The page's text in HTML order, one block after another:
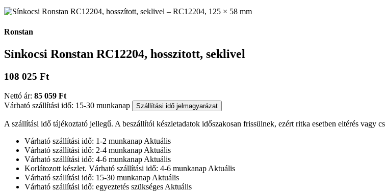
Ronstan
Sínkocsi Ronstan RC12204, hosszított, seklivel
108 025 Ft
Nettó ár: 85 059 Ft
Várható szállítási idő: 15-30 munkanap
Szállítási idő jelmagyarázat
A szállítási idő tájékoztató jellegű. A beszállítói készletadatok időszakosan frissülnek, ezért ritka esetben eltérés vagy
Várható szállítási idő: 1-2 munkanapAktuális
Várható szállítási idő: 2-4 munkanapAktuális
Várható szállítási idő: 4-6 munkanapAktuális
Korlátozott készlet. Várható szállítási idő: 4-6 munkanapAktuális
Várható szállítási idő: 15-30 munkanapAktuális
Várható szállítási idő: egyeztetés szükségesAktuális